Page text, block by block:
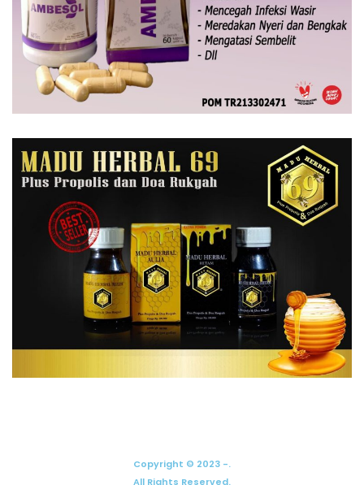
Copyright © 2023 -.
All Rights Reserved.